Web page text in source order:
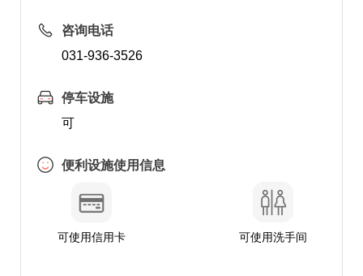
咨询电话
031-936-3526
停车设施
可
便利设施使用信息
可使用信用卡 可使用洗手间